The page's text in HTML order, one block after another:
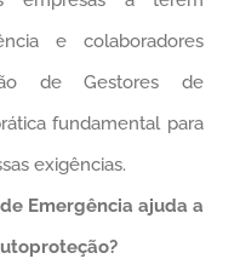
e colaboradores
de Gestores de
fundamental para
exigências.
Emergência ajuda a